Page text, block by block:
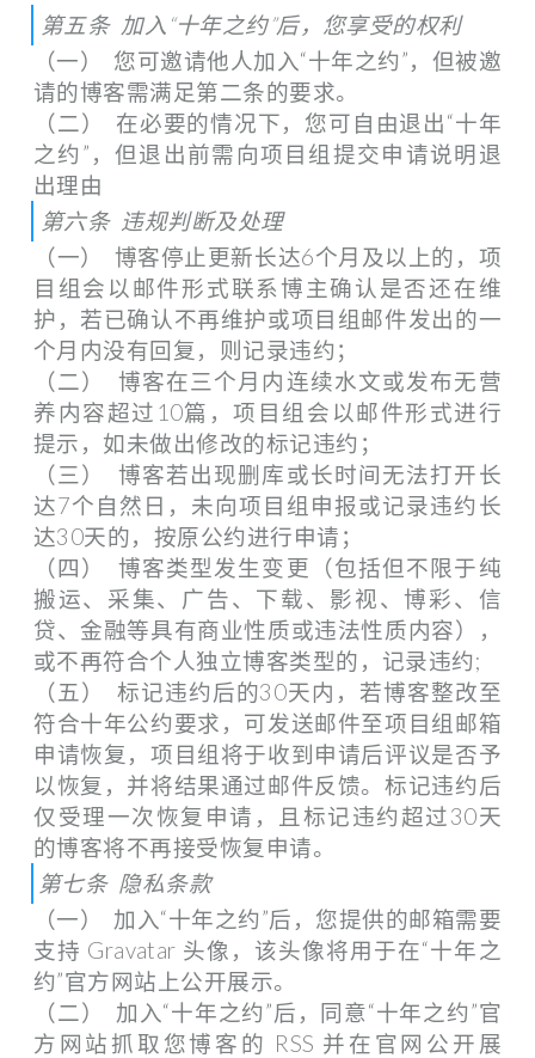
第五条 加入“十年之约”后，您享受的权利
（一） 您可邀请他人加入“十年之约”，但被邀
请的博客需满足第二条的要求。
（二） 在必要的情况下，您可自由退出“十年
之约”，但退出前需向项目组提交申请说明退
出理由
第六条 违规判断及处理
（一） 博客停止更新长达6个月及以上的，项
目组会以邮件形式联系博主确认是否还在维
护，若已确认不再维护或项目组邮件发出的一
个月内没有回复，则记录违约；
（二） 博客在三个月内连续水文或发布无营
养内容超过10篇，项目组会以邮件形式进行
提示，如未做出修改的标记违约；
（三） 博客若出现删库或长时间无法打开长
达7个自然日，未向项目组申报或记录违约长
达30天的，按原公约进行申请；
（四） 博客类型发生变更（包括但不限于纯
搬运、采集、广告、下载、影视、博彩、信
贷、金融等具有商业性质或违法性质内容），
或不再符合个人独立博客类型的，记录违约;
（五） 标记违约后的30天内，若博客整改至
符合十年公约要求，可发送邮件至项目组邮箱
申请恢复，项目组将于收到申请后评议是否予
以恢复，并将结果通过邮件反馈。标记违约后
仅受理一次恢复申请，且标记违约超过30天
的博客将不再接受恢复申请。
第七条 隐私条款
（一） 加入“十年之约”后，您提供的邮箱需要
支持 Gravatar 头像，该头像将用于在“十年之
约”官方网站上公开展示。
（二） 加入“十年之约”后，同意“十年之约”官
方网站抓取您博客的 RSS 并在官网公开展